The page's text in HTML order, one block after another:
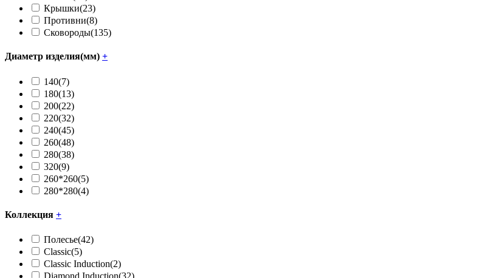
Крышки(23)
Противни(8)
Сковороды(135)
Диаметр изделия(мм) +
140(7)
180(13)
200(22)
220(32)
240(45)
260(48)
280(38)
320(9)
260*260(5)
280*280(4)
Коллекция +
Полесье(42)
Classic(5)
Classic Induction(2)